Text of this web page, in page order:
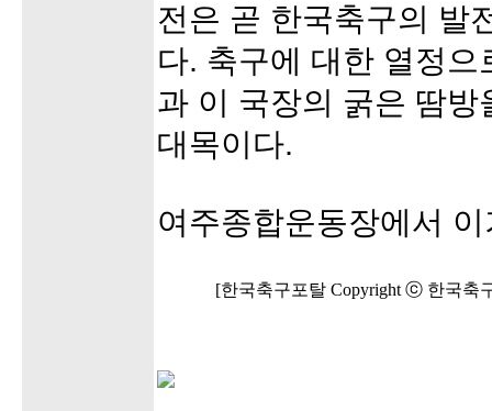
전은 곧 한국축구의 발
다. 축구에 대한 열정
과 이 국장의 굵은 땀
대목이다.
여주종합운동장에서
[한국축구포탈 Copyright ⓒ 한국축